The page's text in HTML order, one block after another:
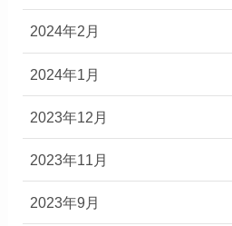
2024年2月
2024年1月
2023年12月
2023年11月
2023年9月